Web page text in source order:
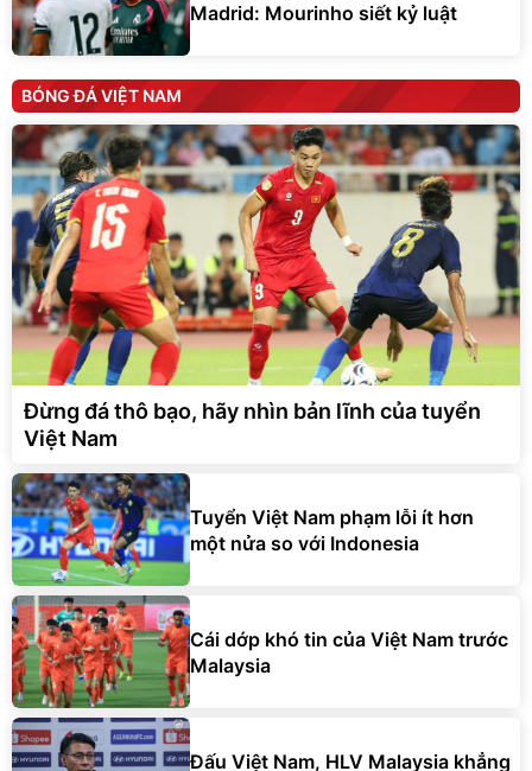
Madrid: Mourinho siết kỷ luật
BÓNG ĐÁ VIỆT NAM
Đừng đá thô bạo, hãy nhìn bản lĩnh của tuyển
Việt Nam
Tuyển Việt Nam phạm lỗi ít hơn
một nửa so với Indonesia
Cái dớp khó tin của Việt Nam trước
Malaysia
Đấu Việt Nam, HLV Malaysia khẳng